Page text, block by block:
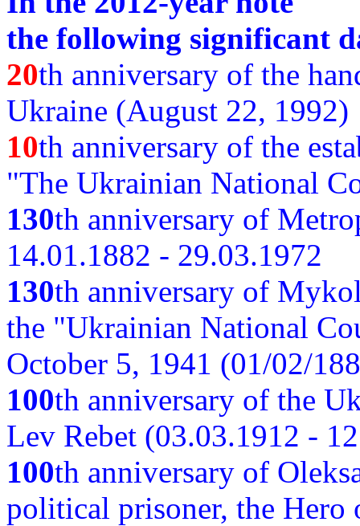
the following significant
20th anniversary of the
Ukraine (August 22, 1992)
10th anniversary of the
"The Ukrainian National
130th anniversary of
14.01.1882 - 29.03.1972
130th anniversary of
the "Ukrainian National
October 5, 1941 (01/02/
100th anniversary of the
Lev Rebet (03.03.1912 -
100th anniversary of
political prisoner, the